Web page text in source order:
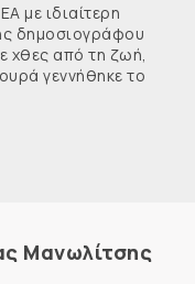
με ιδιαίτερη
δημοσιογράφου
χθες από τη ζωή,
γεννήθηκε το
Μανωλίτσης